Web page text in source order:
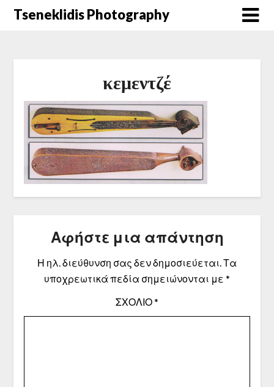
Μετάβαση
Tseneklidis Photography
κεμεντζέ
Αφήστε μια απάντηση
Η ηλ. διεύθυνση σας δεν δημοσιεύεται.Τα
υποχρεωτικά πεδία σημειώνονται με *
ΣΧΌΛΙΟ*